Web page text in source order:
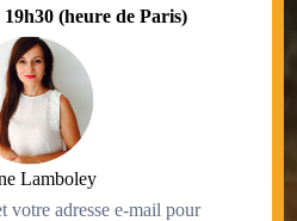
(heure de Paris)
Lamboley
votre adresse e-mail pour